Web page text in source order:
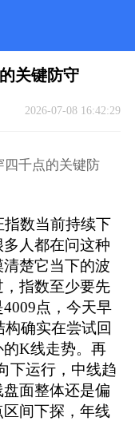
关键防守
2026-07-08 16:42:29
四千点的关键防
指数当前持续下
人都在问这种
楚它当下的波
指数至少要先
点，今天早
构确实在尝试回
K线走势。再
下运行，中线趋
面整体还是偏
间下探，年线